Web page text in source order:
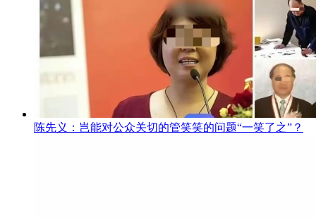
陈先义：岂能对公众关切的管笑笑的问题“一笑了之”？